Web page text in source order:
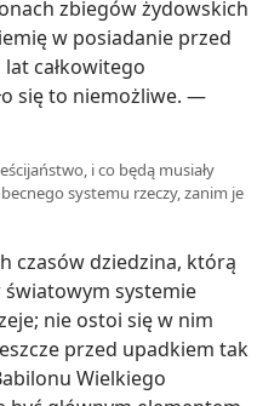
zbiegów żydowskich
w posiadanie przed
całkowitego
się to niemożliwe. —
i co będą musiały
systemu rzeczy, zanim je
czasów dziedzina, którą
systemie
nie ostoi się w nim
przed upadkiem tak
Wielkiego